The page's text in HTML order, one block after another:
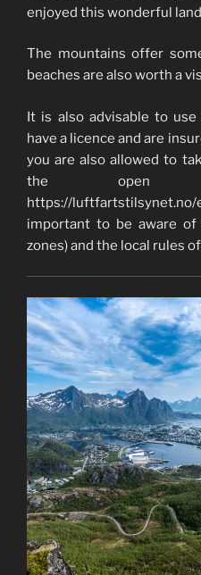
enjoyed this wonderful
The mountains offer
beaches are also worth a
It is also advisable to
have a licence and are
you are also allowed to
the open
https://
important to be aware
zones) and the local rules